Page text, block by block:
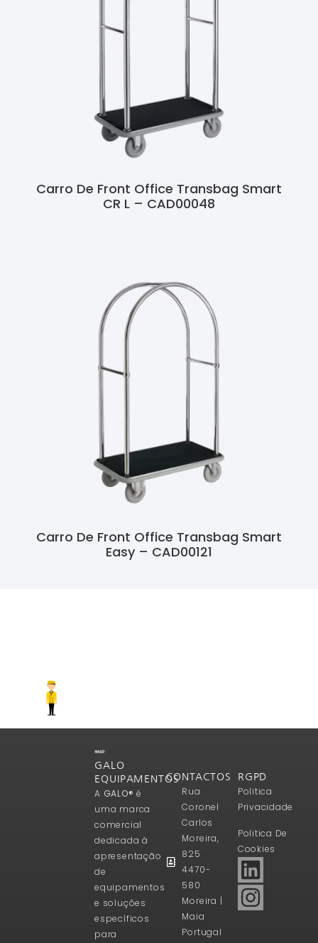
Carro De Front Office Transbag Smart
CR L – CAD00048
Carro De Front Office Transbag Smart
Easy – CAD00121
GALO
EQUIPAMENTOS
A GALO® é
uma marca
comercial
dedicada à
apresentação
de
equipamentos
e soluções
específicos
para
CONTACTOS
Rua
Coronel
Carlos
Moreira,
825
4470-
580
Moreira |
Maia
Portugal
RGPD
Politica
Privacidade
Politica De
Cookies